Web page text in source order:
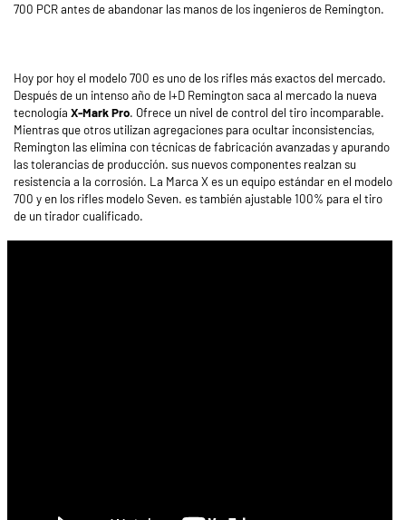
700 PCR antes de abandonar las manos de los ingenieros de Remington.
Hoy por hoy el modelo 700 es uno de los rifles más exactos del mercado.
Después de un intenso año de I+D Remington saca al mercado la nueva
tecnología X-Mark Pro. Ofrece un nivel de control del tiro incomparable.
Mientras que otros utilizan agregaciones para ocultar inconsistencias,
Remington las elimina con técnicas de fabricación avanzadas y apurando
las tolerancias de producción. sus nuevos componentes realzan su
resistencia a la corrosión. La Marca X es un equipo estándar en el modelo
700 y en los rifles modelo Seven. es también ajustable 100% para el tiro
de un tirador cualificado.